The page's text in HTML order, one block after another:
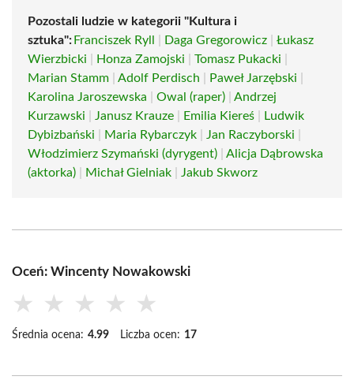
Pozostali ludzie w kategorii "Kultura i
sztuka": Franciszek Ryll Daga Gregorowicz
Łukasz
Wierzbicki
Honza Zamojski Tomasz Pukacki
Marian Stamm
Adolf Perdisch Paweł Jarzębski
Karolina Jaroszewska
Owal (raper)
Andrzej
Kurzawski
Janusz Krauze Emilia Kiereś
Ludwik
Dybizbański
Maria Rybarczyk Jan Raczyborski
Włodzimierz Szymański (dyrygent)
Alicja Dąbrowska
(aktorka)
Michał Gielniak Jakub Skworz
Oceń: Wincenty Nowakowski
★ ★ ★ ★ ★
Średnia ocena: 4.99 Liczba ocen: 17